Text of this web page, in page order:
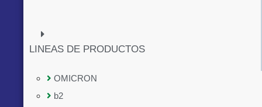
LINEAS DE PRODUCTOS
OMICRON
b2